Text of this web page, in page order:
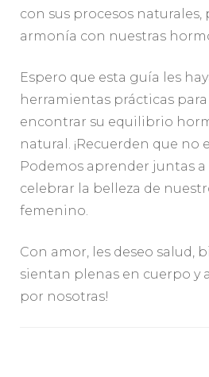
con sus procesos naturales,
armonía con nuestras
Espero que esta guía les
herramientas prácticas
encontrar su equilibrio
natural. ¡Recuerden que no
Podemos aprender juntas
celebrar la belleza de
femenino.
Con amor, les deseo salud,
sientan plenas en cuerpo y
por nosotras!